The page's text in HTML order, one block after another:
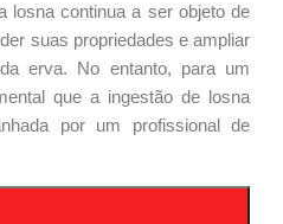
losna continua a ser objeto de
suas propriedades e ampliar
erva. No entanto, para um
que a ingestão de losna
por um profissional de